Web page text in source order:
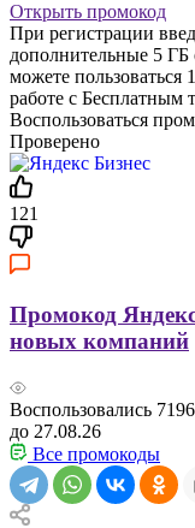
Открыть промокод
При регистрации
дополнительные 5
можете
работе с
Воспользоваться
Проверено
121
Промокод
новых компаний
Воспользовались 7196
до 27.08.26
Все промокоды